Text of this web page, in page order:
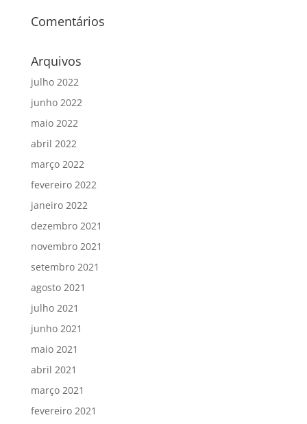
Comentários
Arquivos
julho 2022
junho 2022
maio 2022
abril 2022
março 2022
fevereiro 2022
janeiro 2022
dezembro 2021
novembro 2021
setembro 2021
agosto 2021
julho 2021
junho 2021
maio 2021
abril 2021
março 2021
fevereiro 2021